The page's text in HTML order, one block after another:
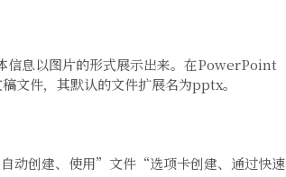
信息以图片的形式展示出来。在PowerPoint
文件，其默认的文件扩展名为pptx。
动创建、使用”文件“选项卡创建、通过快速